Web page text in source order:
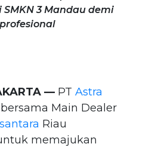
3 Mandau demi
— PT Astra
Main Dealer
Riau
memajukan